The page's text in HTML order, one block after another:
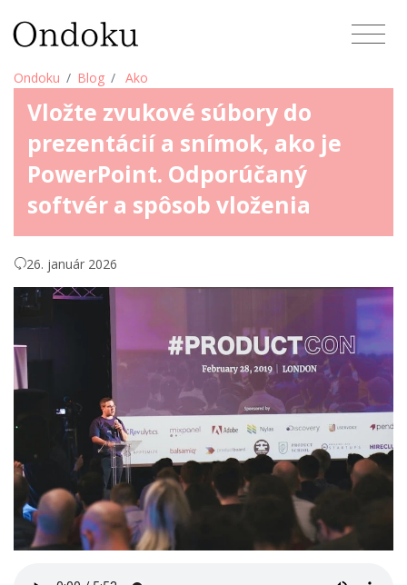
Ondoku Blog Ako
Vložte zvukové súbory do
prezentácií a snímok, ako je
PowerPoint. Odporúčaný
softvér a spôsob vloženia
26. január 2026